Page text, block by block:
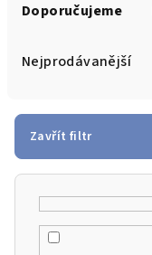
r
o
Doporučujeme
Nejprodávanější
Zavřít filtr